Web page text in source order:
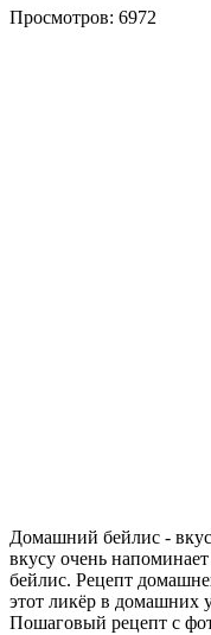
Просмотров: 6972
Домашний бейлис -
вкусу очень
бейлис. Рецепт
этот ликёр в домашних
Пошаговый рецепт с